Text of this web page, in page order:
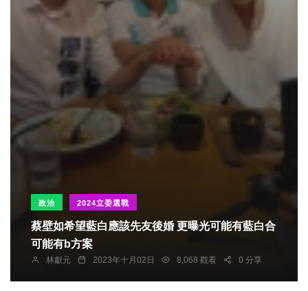
政治 2024立委選戰
蔡壁如希望藍白應該先友後婚 更曝光可能有藍白合
可能有b方案
林獻元 2023年十月02日 8,068 觀看 0 分享